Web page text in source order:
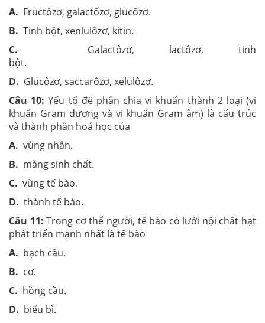
A. Fructôzơ, galactôzơ, glucôzơ.
B. Tinh bột, xenlulôzơ, kitin.
C.
Galactôzơ, lactôzơ, tinh
bột.
D. Glucôzơ, saccarôzơ, xelulôzơ.
Câu 10:Yếu tố để phân chia vi khuẩn thành 2 loại (vi
khuẩn Gram dương và vi khuẩn Gram âm) là cấu trúc
và thành phần hoá học của
A. vùng nhân.
B. màng sinh chất.
C. vùng tế bào.
D. thành tế bào.
Câu 11: Trong cơ thể người, tế bào có lưới nội chất hạt
phát triển mạnh nhất là tế bào
A. bạch cầu.
B. cơ.
C. hồng cầu.
D. biểu bì.